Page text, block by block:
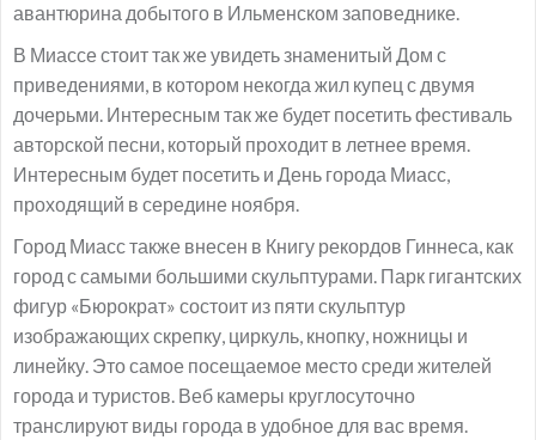
авантюрина добытого в Ильменском заповеднике.
В Миассе стоит так же увидеть знаменитый Дом с
приведениями, в котором некогда жил купец с двумя
дочерьми. Интересным так же будет посетить фестиваль
авторской песни, который проходит в летнее время.
Интересным будет посетить и День города Миасс,
проходящий в середине ноября.
Город Миасс также внесен в Книгу рекордов Гиннеса, как
город с самыми большими скульптурами. Парк гигантских
фигур «Бюрократ» состоит из пяти скульптур
изображающих скрепку, циркуль, кнопку, ножницы и
линейку. Это самое посещаемое место среди жителей
города и туристов. Веб камеры круглосуточно
транслируют виды города в удобное для вас время.